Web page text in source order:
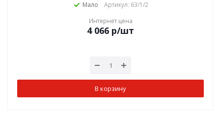
Мало
Артикул: 63/1/2
Интернет цена
4 066 р/шт
В корзину